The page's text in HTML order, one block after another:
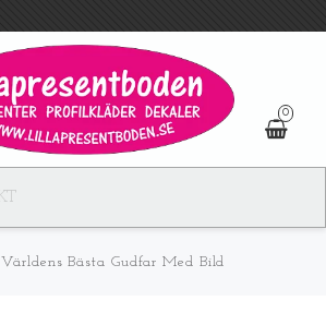
0
Världens Bästa Gudfar Med Bild